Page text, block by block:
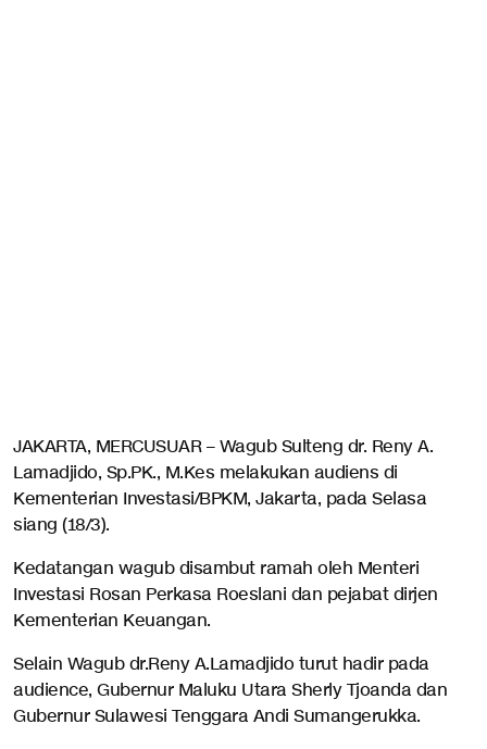
JAKARTA, MERCUSUAR – Wagub Sulteng dr. Reny A.
Lamadjido, Sp.PK., M.Kes melakukan audiens di
Kementerian Investasi/BPKM, Jakarta, pada Selasa
siang (18/3).
Kedatangan wagub disambut ramah oleh Menteri
Investasi Rosan Perkasa Roeslani dan pejabat dirjen
Kementerian Keuangan.
Selain Wagub dr.Reny A.Lamadjido turut hadir pada
audience, Gubernur Maluku Utara Sherly Tjoanda dan
Gubernur Sulawesi Tenggara Andi Sumangerukka.